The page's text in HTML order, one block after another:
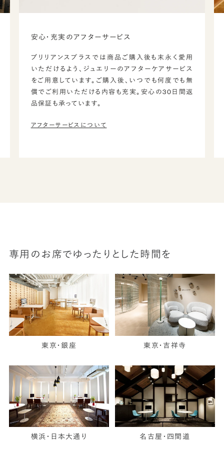
安心・充実のアフターサービス
ブリリアンスプラスでは商品ご購入後も末永く愛用
いただけるよう、ジュエリーのアフターケアサービス
をご用意しています。ご購入後、いつでも何度でも無
償でご利用いただける内容も充実。安心の30日間返
品保証も承っています。
アフターサービスについて
専用のお席でゆったりとした時間を
東京・銀座 東京・吉祥寺
横浜・日本大通り 名古屋・四間道